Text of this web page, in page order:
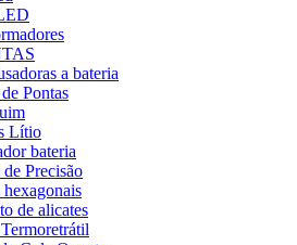
a bateria
Pontas
Lítio
bateria
Precisão
hexagonais
de alicates